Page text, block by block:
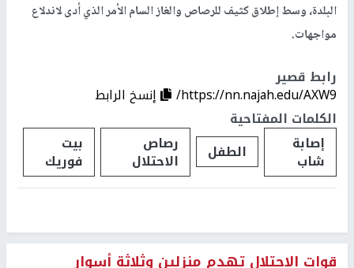
البلدة، وسط إطلاق كثيف للرصاص والغاز السام الأمر الذي أدى لاندلاع
مواجهات.
رابط قصير
https://nn.najah.edu/AXW9/
إنسخ الرابط
الكلمات المفتاحية
إصابة
شاب الطفل رصاص
الاحتلال
بيت
فوريك
قوات الاحتلال تهدم منزلين وثلاثة أسوار